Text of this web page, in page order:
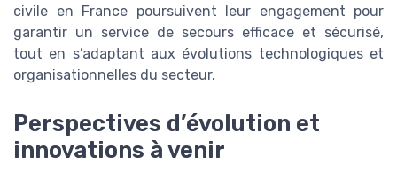
civile en France poursuivent leur engagement pour
garantir un service de secours efficace et sécurisé,
tout en s’adaptant aux évolutions technologiques et
organisationnelles du secteur.
Perspectives d’évolution et
innovations à venir